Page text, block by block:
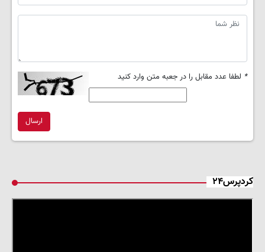
* لطفا عدد مقابل را در جعبه متن وارد کنید
ارسال
کردپرس۲۴